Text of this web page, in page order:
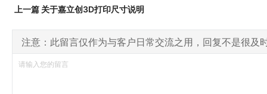
上一篇 关于嘉立创3D打印尺寸说明
注意：此留言仅作为与客户日常交流之用，回复不是很及